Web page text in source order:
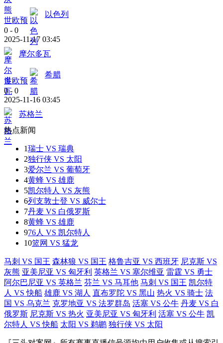
世欧预
以色列
0 - 0
2025-11-17 03:45
摩尔多瓦
世欧预
希腊
0 - 0
2025-11-16 03:45
苏格兰
热点新闻
1瑞士 VS 瑞典
2独行侠 VS 太阳
3爱尔兰 VS 葡萄牙
4黄蜂 VS 雄鹿
5凯尔特人 VS 灰熊
6列支敦士登 VS 威尔士
7丹麦 VS 白俄罗斯
8黄蜂 VS 雄鹿
976人 VS 凯尔特人
10篮网 VS 猛龙
马刺 VS 国王 森林狼 VS 国王 格鲁吉亚 VS 西班牙 尼克斯 VS
灰熊 亚美尼亚 VS 匈牙利 英格兰 VS 塞尔维亚 雷霆 VS 勇士
阿尔巴尼亚 VS 英格兰 芬兰 VS 马耳他 马刺 VS 国王 凯尔特
人 VS 快船 雄鹿 VS 湖人 直布罗陀 VS 黑山 热火 VS 骑士 法
国 VS 乌克兰 克罗地亚 VS 法罗群岛 活塞 VS 公牛 丹麦 VS 白
俄罗斯 尼克斯 VS 热火 亚美尼亚 VS 匈牙利 活塞 VS 公牛 凯
尔特人 VS 快船 太阳 VS 鹈鹕 独行侠 VS 太阳